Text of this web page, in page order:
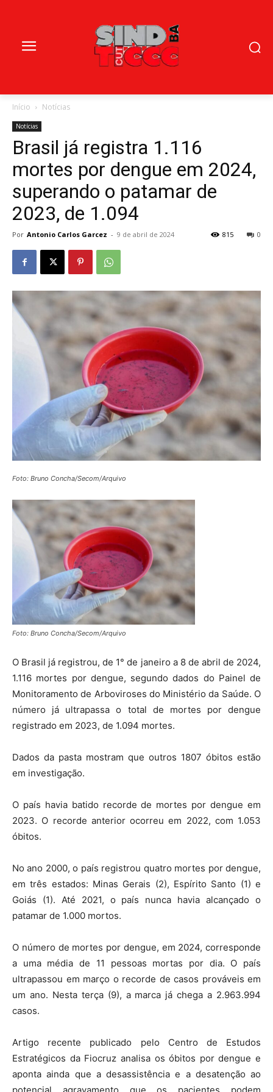
Início Notícias
Notícias
Brasil já registra 1.116
mortes por dengue em 2024,
superando o patamar de
2023, de 1.094
Por Antonio Carlos Garcez - 9 de abril de 2024 0
815
Foto: Bruno Concha/Secom/Arquivo
Foto: Bruno Concha/Secom/Arquivo
O Brasil já registrou, de 1° de janeiro a 8 de abril de 2024,
1.116 mortes por dengue, segundo dados do Painel de
Monitoramento de Arboviroses do Ministério da Saúde. O
número já ultrapassa o total de mortes por dengue
registrado em 2023, de 1.094 mortes.
Dados da pasta mostram que outros 1807 óbitos estão
em investigação.
O país havia batido recorde de mortes por dengue em
2023. O recorde anterior ocorreu em 2022, com 1.053
óbitos.
No ano 2000, o país registrou quatro mortes por dengue,
em três estados: Minas Gerais (2), Espírito Santo (1) e
Goiás (1). Até 2021, o país nunca havia alcançado o
patamar de 1.000 mortos.
O número de mortes por dengue, em 2024, corresponde
a uma média de 11 pessoas mortas por dia. O país
ultrapassou em março o recorde de casos prováveis em
um ano. Nesta terça (9), a marca já chega a 2.963.994
casos.
Artigo recente publicado pelo Centro de Estudos
Estratégicos da Fiocruz analisa os óbitos por dengue e
aponta ainda que a desassistência e a desatenção ao